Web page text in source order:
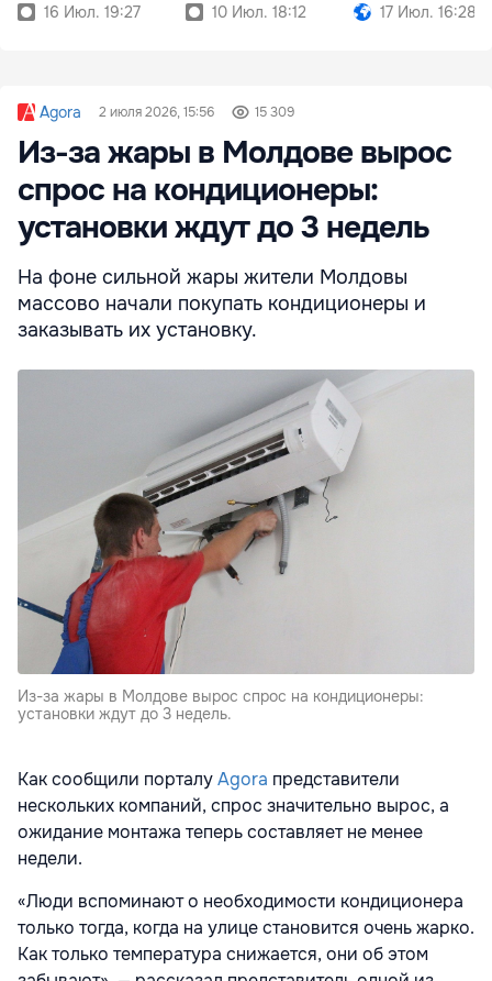
16 Июл. 19:27
10 Июл. 18:12
17 Июл. 16:28
Agora 2 июля 2026, 15:56 15 309
Из-за жары в Молдове вырос
спрос на кондиционеры:
установки ждут до 3 недель
На фоне сильной жары жители Молдовы
массово начали покупать кондиционеры и
заказывать их установку.
Из-за жары в Молдове вырос спрос на кондиционеры:
установки ждут до 3 недель.
Как сообщили порталуAgora представители
нескольких компаний, спрос значительно вырос, а
ожидание монтажа теперь составляет не менее
недели.
«Люди вспоминают о необходимости кондиционера
только тогда, когда на улице становится очень жарко.
Как только температура снижается, они об этом